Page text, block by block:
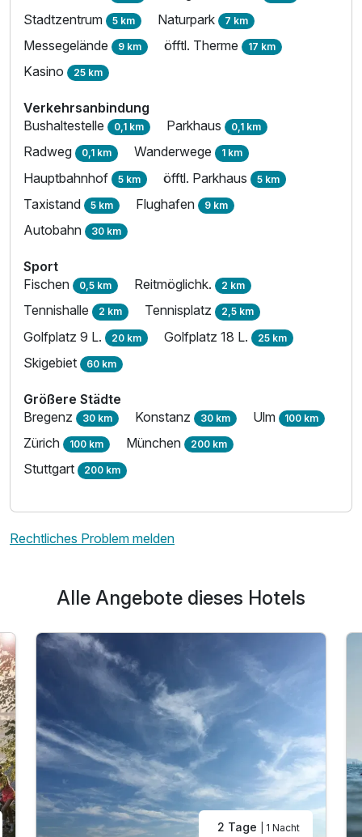
Ausstattung
Doppelzimmer Premium
2 Erwachsene
Ausstattung
Für 8 Tage
Doppelzimmer Standard Design
2 Erwachsene
Stadtzentrum 5 km Naturpark 7 km
Messegelände 9 km öfftl. Therme 17 km
Kasino 25 km
Verkehrsanbindung
Bushaltestelle 0,1 km Parkhaus 0,1 km
Radweg 0,1 km Wanderwege 1 km
Hauptbahnhof 5 km öfftl. Parkhaus 5 km
Taxistand 5 km Flughafen 9 km
Autobahn 30 km
Sport
Fischen 0,5 km Reitmöglichk. 2 km
Tennishalle 2 km Tennisplatz 2,5 km
Golfplatz 9 L. 20 km Golfplatz 18 L. 25 km
Skigebiet 60 km
Größere Städte
Bregenz 30 km Konstanz 30 km Ulm 100 km
Zürich 100 km München 200 km
Stuttgart 200 km
Rechtliches Problem melden
Alle Angebote dieses Hotels
2 Tage | 1 Nacht